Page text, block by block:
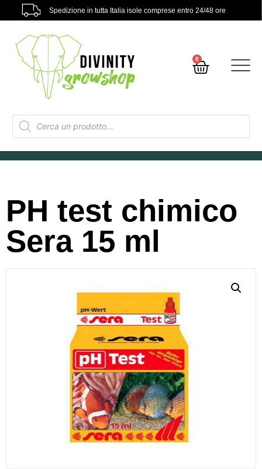
Spedizione in tutta Italia isole comprese entro 24/48 ore
0
PH test chimico
Sera 15 ml